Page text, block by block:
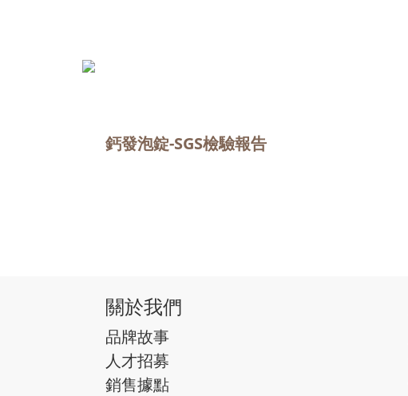
鈣發泡錠-SGS檢驗報告
關於我們
品牌故事
人才招募
銷售據點